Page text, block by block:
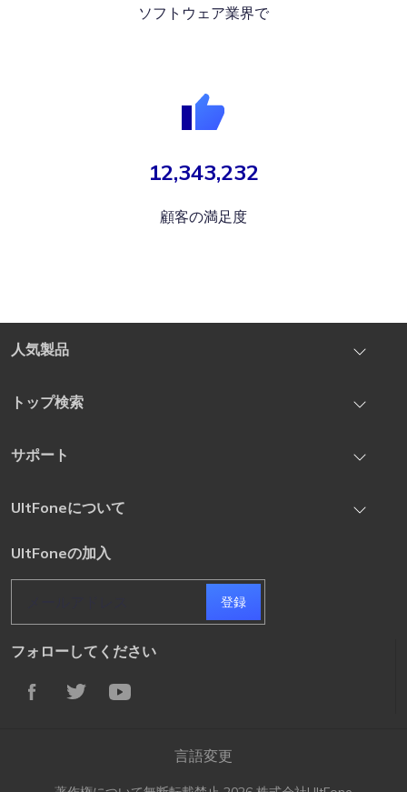
ソフトウェア業界で
12,343,232
顧客の満足度
人気製品
iOS Data Recovery
トップ検索
【解決済み】iOS 27 にアップデートできない場合の対処方法
iOS27 betaで電池持ちが悪い？バッテリー減りが早い原因と改
善方法
サポート
サブスクリプションのキャンセル
UltFoneについて
プライバシー
条項 & 条件
UltFoneの加入
登録
フォローしてください
言語変更